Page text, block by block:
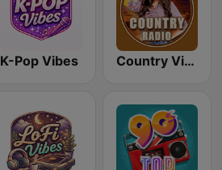
K-Pop Vibes Country Vibes